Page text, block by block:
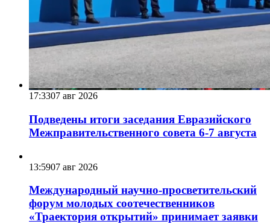
17:3307 авг 2026
Подведены итоги заседания Евразийского
Межправительственного совета 6-7 августа
13:5907 авг 2026
Международный научно-просветительский
форум молодых соотечественников
«Траектория открытий» принимает заявки